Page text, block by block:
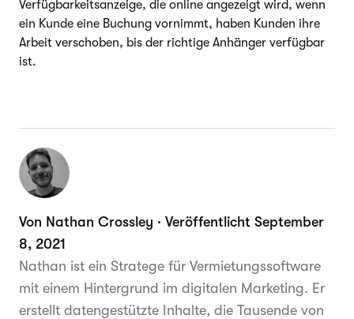
Verfügbarkeitsanzeige, die online angezeigt wird, wenn
ein Kunde eine Buchung vornimmt, haben Kunden ihre
Arbeit verschoben, bis der richtige Anhänger verfügbar
ist.
Von Nathan Crossley · Veröffentlicht September
8, 2021
Nathan ist ein Stratege für Vermietungssoftware
mit einem Hintergrund im digitalen Marketing. Er
erstellt datengestützte Inhalte, die Tausende von